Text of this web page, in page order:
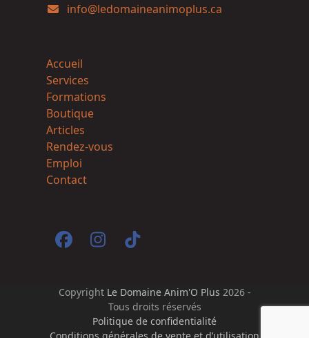
info@ledomaineanimoplus.ca
Accueil
Services
Formations
Boutique
Articles
Rendez-vous
Emploi
Contact
Facebook
Instagram
Tiktok
Copyright Le Domaine Anim'O Plus 2026 -
Tous droits réservés
Politique de confidentialité